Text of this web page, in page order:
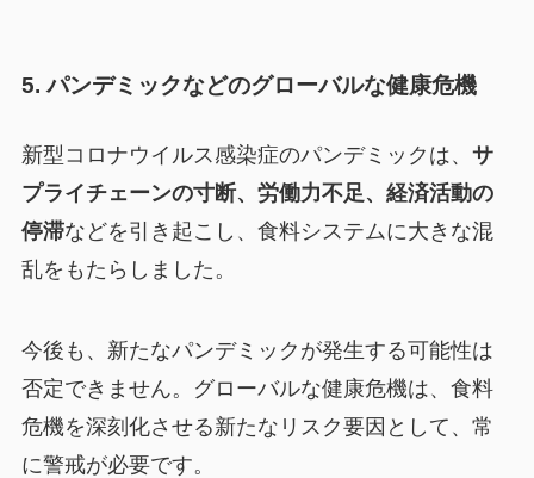
5. パンデミックなどのグローバルな健康危機
新型コロナウイルス感染症のパンデミックは、 サ
プライチェーンの寸断、労働力不足、経済活動の
停滞などを引き起こし、食料システムに大きな混
乱をもたらしました。
今後も、新たなパンデミックが発生する可能性は
否定できません。グローバルな健康危機は、食料
危機を深刻化させる新たなリスク要因として、常
に警戒が必要です。